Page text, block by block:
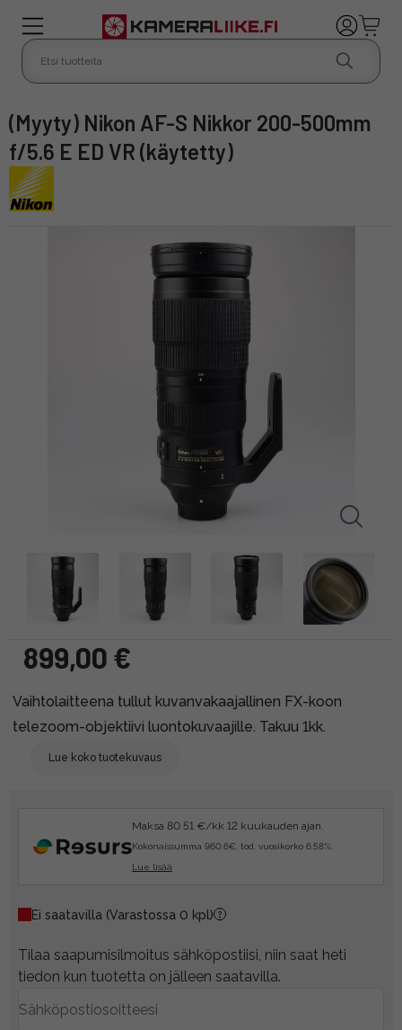
(myyty) Nikon AF-S Nikkor 200-500mm
f/5.6 E ED VR (käytetty)
899,00 €
Vaihtolaitteena tullut kuvanvakaajallinen FX-koon
telezoom-objektiivi luontokuvaajille. Takuu 1kk.
Lue koko tuotekuvaus
Maksa 80.51 €/kk 12 kuukauden ajan.
Kokonaissumma 960.6€, tod. vuosikorko 6.58%.
Lue lisää
Ei saatavilla (Varastossa 0 kpl)
Tilaa saapumisilmoitus sähköpostiisi, niin saat heti
tiedon kun tuotetta on jälleen saatavilla.